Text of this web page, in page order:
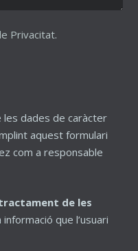
Privacitat.
les dades de caràcter
aquest formulari
com a responsable
de les
informació que l’usuari